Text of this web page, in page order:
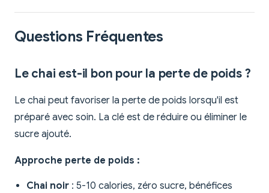
Questions Fréquentes
Le chai est-il bon pour la perte de poids ?
Le chai peut favoriser la perte de poids lorsqu'il est
préparé avec soin. La clé est de réduire ou éliminer le
sucre ajouté.
Approche perte de poids :
Chai noir : 5-10 calories, zéro sucre, bénéfices